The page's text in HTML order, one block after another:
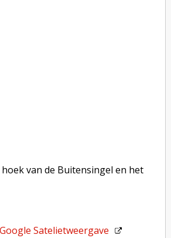
Google Satelietweergave